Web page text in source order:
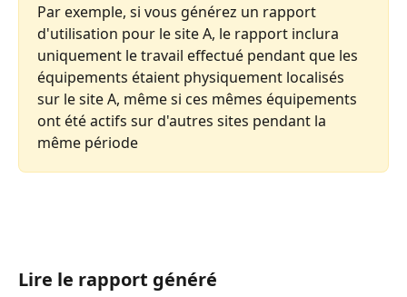
Par exemple, si vous générez un rapport
d'utilisation pour le site A, le rapport inclura
uniquement le travail effectué pendant que les
équipements étaient physiquement localisés
sur le site A, même si ces mêmes équipements
ont été actifs sur d'autres sites pendant la
même période
Lire le rapport généré